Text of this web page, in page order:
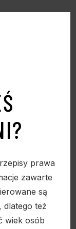
prawa
zawarte
są
dlatego też
wiek osób